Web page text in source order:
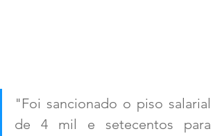
"Foi sancionado o piso salarial
de 4 mil e setecentos para